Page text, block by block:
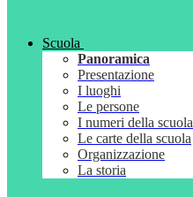
Scuola
Panoramica
Presentazione
I luoghi
Le persone
I numeri della scuola
Le carte della scuola
Organizzazione
La storia